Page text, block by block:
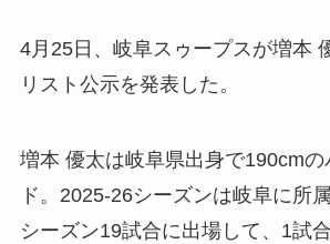
4月25日、岐阜スゥープスが増本
リスト公示を発表した。
増本 優太は岐阜県出身で190cm
ド。2025-26シーズンは岐阜に所
シーズン19試合に出場して、1試